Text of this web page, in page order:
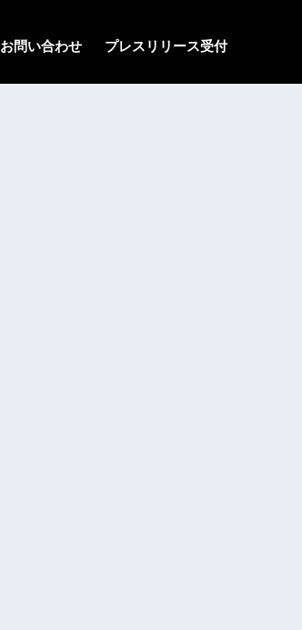
お問い合わせ プレスリリース受付